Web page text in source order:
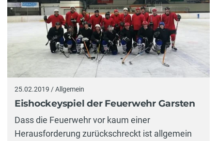
25.02.2019 / Allgemein
Eishockeyspiel der Feuerwehr Garsten
Dass die Feuerwehr vor kaum einer
Herausforderung zurückschreckt ist allgemein